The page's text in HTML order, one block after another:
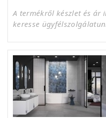
A termékről készlet és ár
keresse